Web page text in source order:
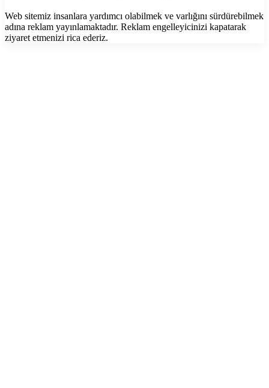
Web sitemiz insanlara yardımcı olabilmek ve varlığını sürdürebilmek
adına reklam yayınlamaktadır. Reklam engelleyicinizi kapatarak
ziyaret etmenizi rica ederiz.